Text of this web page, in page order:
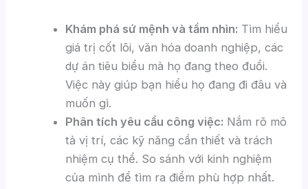
Khám phá sứ mệnh và tầm nhìn: Tìm hiểu
giá trị cốt lõi, văn hóa doanh nghiệp, các
dự án tiêu biểu mà họ đang theo đuổi.
Việc này giúp bạn hiểu họ đang đi đâu và
muốn gì.
Phân tích yêu cầu công việc: Nắm rõ mô
tả vị trí, các kỹ năng cần thiết và trách
nhiệm cụ thể. So sánh với kinh nghiệm
của mình để tìm ra điểm phù hợp nhất.